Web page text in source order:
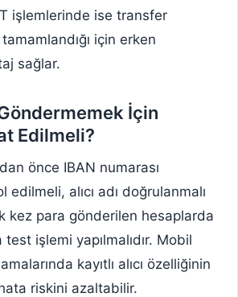
işlemlerinde ise transfer
için erken
sağlar.
İçin
Edilmeli?
önce IBAN numarası
alıcı adı doğrulanmalı
kez para gönderilen hesaplarda
işlemi yapılmalıdır. Mobil
kayıtlı alıcı özelliğinin
riskini azaltabilir.